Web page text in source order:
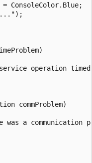
ConsoleColor.Blue;
operation
commProblem)
was a communication